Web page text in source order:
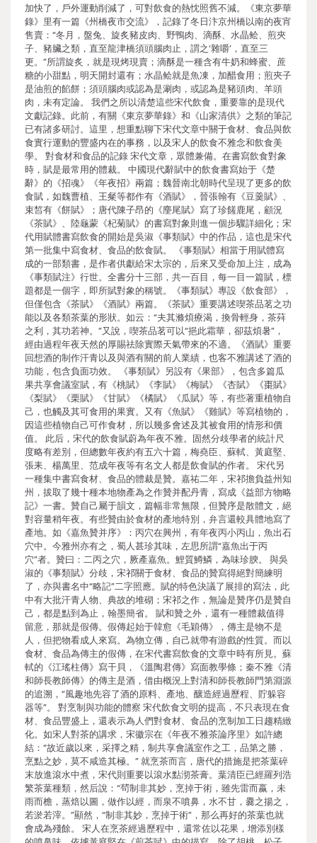
加快了，戶外運動削減了，可對飲食的熱忱照舊不減。《東京夢華
錄》里有一篇《州橋夜市交流》，記錄了冬日汴京州橋以南的夜宵
售賣：“冬月，盤兔、旋炙豬皮肉、野鴨肉、滴酥、水晶鲙、煎夾
子、豬臟之類，直至龍津橋須頭腦肉止，謂之‘雜嚼’，直至三
更。”所謂旋炙，就是現烤現賣；滴酥是一種含有牛奶和蜂蜜、蔗
糖的小甜點，明天開封還有；水晶鲙就是魚凍，加醋食用；煎夾子
是油煎的餡餅；須頭腦肉或認為是涮肉，或認為是豬頭肉、羊頭
肉，未有定論。 我們之所以清楚這些宋代飲食，重要靠的是現代
文獻記錄。此前，有關《東京夢華錄》和《山家清供》之類的筆記
已有諸多研討。這里，想重點聊下宋代文章中關于食材、食品與飲
食實行運動的豐盛內在的事務，以及宋人的飲食不雅念和飲食美
學。 對食材和食品的記錄 宋代文章，眾體兼備。在書寫飲食對象
時，賦是最常用的體裁。 中國現代辭賦中的飲食書寫始于《楚
辭》的《招魂》《年夜招》兩篇；魏晉南北朝時代呈現了更多的飲
食賦，如魏曹植、王粲等都作有《酒賦》，晉張翰有《豆羹賦》、
束皙有《餅賦》；唐代陳子昂的《麈尾賦》寫了珍饈鹿尾，顧況
《茶賦》、陸龜蒙《杞菊賦》的書寫對象則進一個步驟詳細化；宋
代用賦體書寫飲食的開始是吳淑《事類賦》中的作品，這也是宋代
第一批集中寫食材、食品的飲食賦。 《事類賦》相當于用賦體寫
成的一部類書，是作者供獻給宋太宗的，后來又受命加上注，成為
《事類賦注》行世。全書分十三部，共一百目，每一目一篇賦，標
題都是一個字，即所賦對象的稱號。《事類賦》專設《飲食部》，
但僅包含《茶賦》《酒賦》兩篇。《茶賦》重要講述喫茶品茗之功
能以及各類茶葉的形狀。如云：“夫其滌煩療渴，換骨輕身，茶荈
之利，其功若神。”又說，喫茶品茗可以“挹此霜華，卻茲煩暑”，
經由過程年夜天然的厚賜祛除實際天氣帶來的不適。《酒賦》重要
回想酒的制作汗青以及與酒有關的前人業績，也客不雅講述了酒的
功能，包含負面功效。 《事類賦》另設有《果部》，包含多篇瓜
果共享會議室賦，有《桃賦》《李賦》《梅賦》《杏賦》《棗賦》
《梨賦》《栗賦》《甘賦》《橘賦》《瓜賦》等，有些著重植物自
己，也觸及其可食用的果實。又有《魚賦》《雞賦》等寫植物的，
因這些植物自己可作食材，所以幾多會述及其被食用的情形和價
值。 此后，宋代的飲食賦蔚為年夜不雅。固然分歧學者的統計尺
度略有差別，但總數年夜約有五六十篇，梅堯臣、蘇軾、黃庭堅、
張耒、楊萬里、范成年夜等有名文人都是飲食賦的作者。 宋代另
一種集中書寫食材、食品的體裁是贊。嘉祐二年，宋祁擔負益州知
州，拔取了幾十種本地物產為之作贊并配丹青，寫成《益部方物略
記》一書。贊自己屬于韻文，篇幅非常無限，但贊序是散體文，絕
對容量稍年夜。有些贊由於食材的產地特別，弁言還較具體地寫了
產地。如《嘉魚贊并序》：丙穴在興州，有年夜丙小丙山，魚出石
穴中。今雅州亦有之，蜀人甚珍其味，左思所謂“嘉魚出于丙
穴”者。贊曰：二丙之穴，厥產嘉魚。鯉質鱒鱗，為味珍腴。 與吳
淑的《事類賦》分歧，宋祁關于食材、食品的贊寫得絕對簡練明
了，亦與書名中“略記”二字照應。賦的特色決議了展排的寫法，此
中有大批汗青人物、典故的堆砌；宋祁之作，無論是贊序仍是贊自
己，都是點到為止，翰墨簡省。 賦和贊之外，還有一種體裁值得
留意，那就是假傳。假傳起始于韓愈《毛穎傳》，傳主是物不是
人，但把物看成人來寫。為物立傳，自己就帶有游戲的性質。而以
食材、食品為傳主的假傳，在宋代書寫飲食的文章中時有所見。蘇
軾的《江瑤柱傳》寫干貝，《溫陶君傳》寫面教學條；秦不雅《清
和師長教師傳》的傳主是酒，借由概況上對清和師長教師門第淵源
的追溯，“風趣地先容了酒的原料、產地、釀造經過歷程、貯躲容
器等”。 對烹制與功能的體察 宋代飲食文明的提高，不只表現在食
材、食品豐盛上，還表示為人們對食材、食品的烹制加工日趨精緻
化。如宋人對茶的講求，宋徽宗在《年夜不雅茶論序里》如許總
結：“故近歲以來，采擇之精，制共享會議室作之工，品第之勝，
烹點之妙，莫不咸造其極。” 就烹茶而言，唐代的措施是把茶葉碎
末放進滾水中煮，宋代則重要以滾水點沏茶膏。葉清臣已經羅列浩
繁茶葉種類，然后說：“茍制非其妙，烹掉于術，雖先雷而嬴，未
雨而檐，蒸焙以圖，做作以經，而泉不噴鼻，水不甘，爨之揚之，
若淤若滓。”顯然，“制非其妙，烹掉于術”，那么再好的茶葉也就
會成為殘餘。 宋人在烹茶經過歷程中，還常佐以花果，增添別樣